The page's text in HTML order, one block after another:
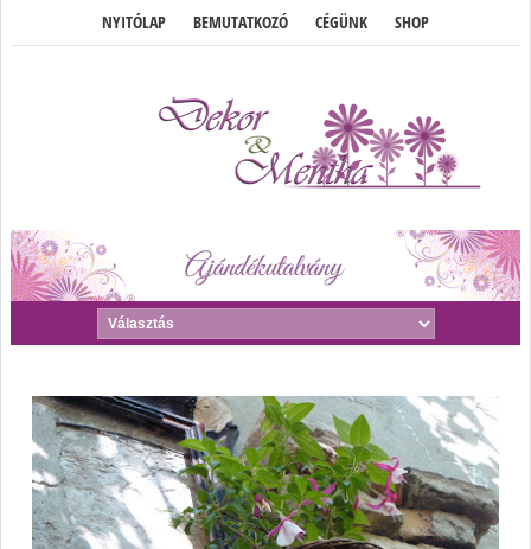
NYITÓLAP BEMUTATKOZÓ CÉGÜNK SHOP